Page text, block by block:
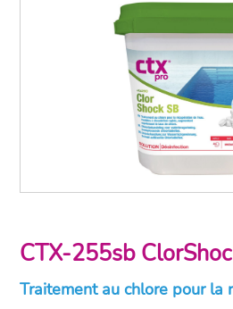
CTX-255sb
Traitement au chlore pour la